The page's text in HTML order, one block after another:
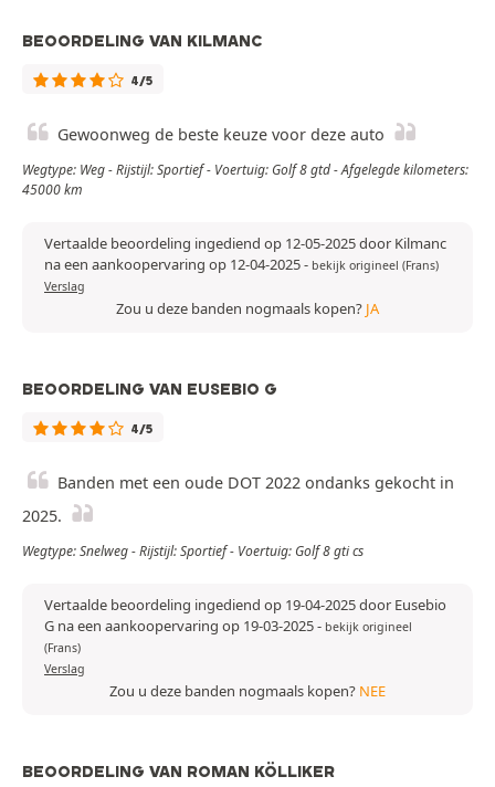
BEOORDELING VAN KILMANC
4/5
Gewoonweg de beste keuze voor deze auto
Wegtype: Weg - Rijstijl: Sportief - Voertuig: Golf 8 gtd - Afgelegde kilometers:
45000 km
Vertaalde beoordeling ingediend op 12-05-2025 door Kilmanc
na een aankoopervaring op 12-04-2025- bekijk origineel (Frans)
Verslag
Zou u deze banden nogmaals kopen? JA
BEOORDELING VAN EUSEBIO G
4/5
Banden met een oude DOT 2022 ondanks gekocht in
2025.
Wegtype: Snelweg - Rijstijl: Sportief - Voertuig: Golf 8 gti cs
Vertaalde beoordeling ingediend op 19-04-2025 door Eusebio
G na een aankoopervaring op 19-03-2025- bekijk origineel
(Frans)
Verslag
Zou u deze banden nogmaals kopen? NEE
BEOORDELING VAN ROMAN KÖLLIKER